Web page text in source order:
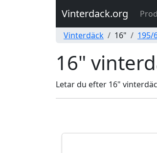
Vinterdack.org
Vinterdäck
16" 195/
16"
Letar du efter 16"